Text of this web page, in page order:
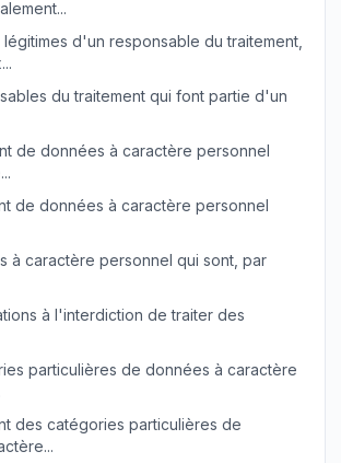
d'un responsable du traitement,
du traitement qui font partie d'un
de données à caractère personnel
de données à caractère personnel
à caractère personnel qui sont, par
à l'interdiction de traiter des
particulières de données à caractère
des catégories particulières de